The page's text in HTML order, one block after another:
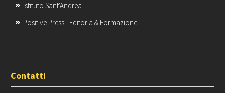
Istituto Sant'Andrea
Positive Press - Editoria & Formazione
Contatti